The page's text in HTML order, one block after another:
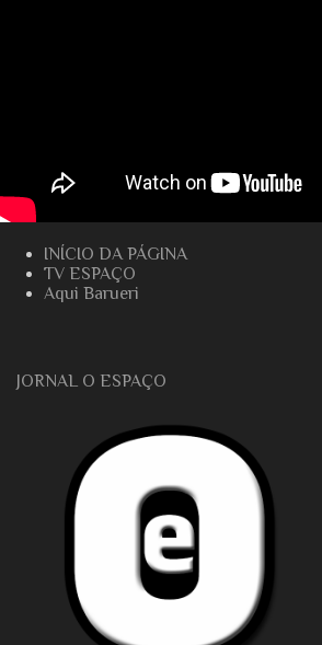
INÍCIO DA PÁGINA
TV ESPAÇO
Aqui Barueri
JORNAL O ESPAÇO